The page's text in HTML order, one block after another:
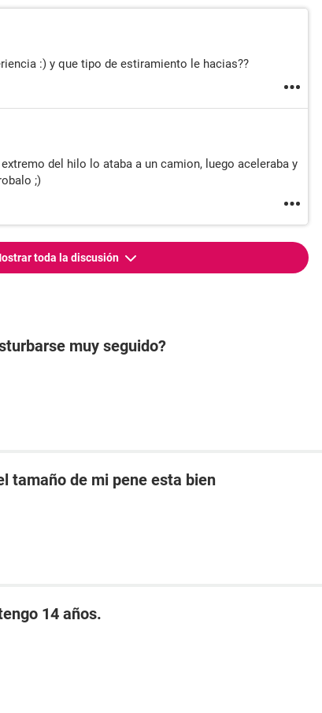
:) y que tipo de estiramiento le hacias??
del hilo lo ataba a un camion, luego aceleraba y
;)
toda la discusión
muy seguido?
tamaño de mi pene esta bien
14 años.